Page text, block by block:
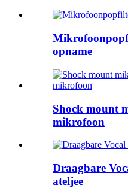
opname
Shock mount
mikrofoon
Draagbare
ateljee